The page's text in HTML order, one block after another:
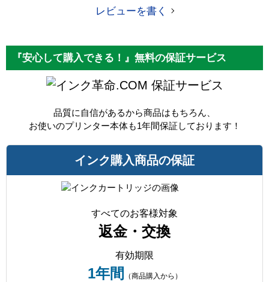
製品タイプ 互換インク
レビューを書く
『安心して購入できる！』無料の保証サービス
保証サービス
品質に自信があるから商品はもちろん、
お使いのプリンター本体も1年間保証しております！
インク購入商品の保証
すべてのお客様対象
返金・交換
有効期限
1年間 （商品購入から）